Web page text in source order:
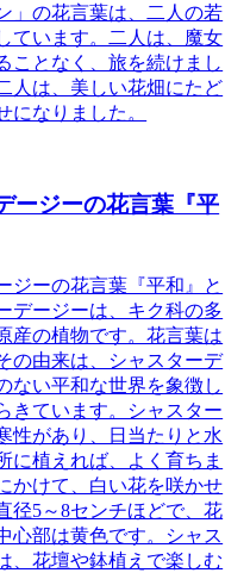
」の花言葉は、二人の若
ています。二人は、魔女
ことなく、旅を続けまし
人は、美しい花畑にたど
になりました。
ージーの花言葉『平
ジーの花言葉『平和』と
デージーは、キク科の多
産の植物です。花言葉は
の由来は、シャスターデ
ない平和な世界を象徴し
きています。シャスター
性があり、日当たりと水
に植えれば、よく育ちま
かけて、白い花を咲かせ
径5～8センチほどで、花
心部は黄色です。シャス
、花壇や鉢植えで楽しむ